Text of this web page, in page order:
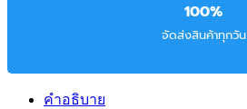
100%
จัดส่งสินค้าทุกวัน
คำอธิบาย